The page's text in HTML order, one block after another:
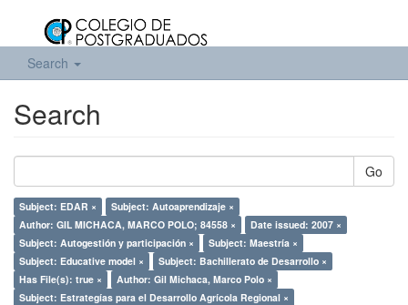
Search
Search
Go
Subject: EDAR ×
Subject: Autoaprendizaje ×
Author: GIL MICHACA, MARCO POLO; 84558 ×
Date issued: 2007 ×
Subject: Autogestión y participación ×
Subject: Maestría ×
Subject: Educative model ×
Subject: Bachillerato de Desarrollo ×
Has File(s): true ×
Author: Gil Michaca, Marco Polo ×
Subject: Estrategías para el Desarrollo Agrícola Regional ×